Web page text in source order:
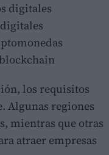
digitales
los requisitos
Algunas regiones
mientras que otras
atraer empresas